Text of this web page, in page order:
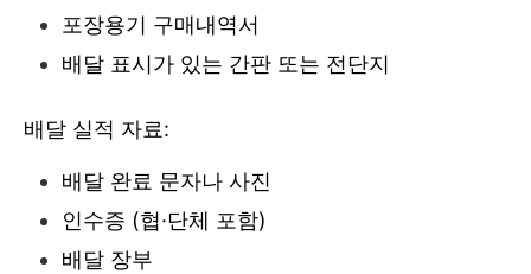
포장용기 구매내역서
배달 표시가 있는 간판 또는 전단지
배달 실적 자료:
배달 완료 문자나 사진
인수증 (협·단체 포함)
배달 장부